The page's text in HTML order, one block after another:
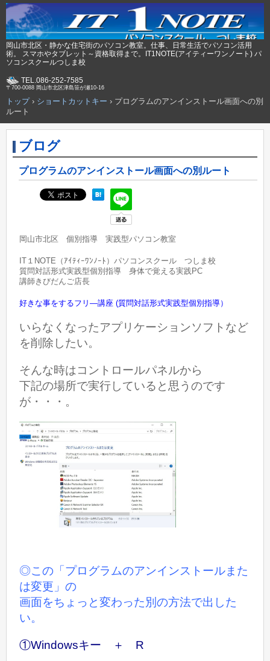
岡山市北区・静かな住宅街のパソコン教室。仕事、日常生活でパソコン活用
術。 スマホやタブレット～資格取得まで。IT1NOTE(アイティーワンノート) パ
ソコンスクールつしま校
TEL.086-252-7585
〒700-0088 岡山市北区津島笹が瀬10-16
トップ› ショートカットキー › プログラムのアンインストール画面への別
ルート
ブログ
プログラムのアンインストール画面への別ルート
岡山市北区 個別指導 実践型パソコン教室
IT１NOTE（ｱｲﾃｨｰﾜﾝﾉｰﾄ）パソコンスクール つしま校
質問対話形式実践型個別指導 身体で覚える実践PC
講師きびだんご店長
好きな事をするフリ―講座 (質問対話形式実践型個別指導）
いらなくなったアプリケーションソフトなど
を削除したい。
そんな時はコントロールパネルから
下記の場所で実行していると思うのです
が・・・。
◎この「プログラムのアンインストールまた
は変更」の
画面をちょっと変わった別の方法で出した
い。
①Windowsキー ＋ R